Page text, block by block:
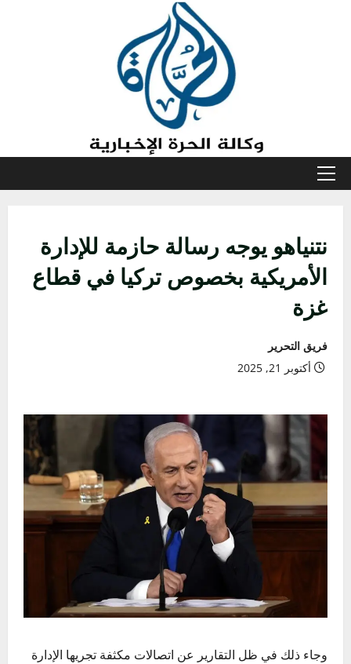
القائمة
نتنياهو يوجه رسالة حازمة للإدارة
الأمريكية بخصوص تركيا في قطاع
غزة
فريق التحرير
أكتوبر 21, 2025
وجاء ذلك في ظل التقارير عن اتصالات مكثفة تجريها الإدارة